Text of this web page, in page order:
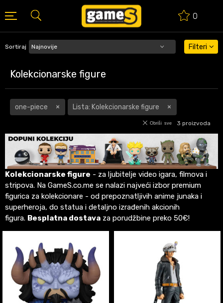
0
BESPLATNA ISPORUKA PORUDŽBINA PREKO 50 EUR
Kolekcionarske figure
Sortiraj Filteri
one-piece Lista: Kolekcionarske figure
3 proizvoda
Obriši sve
Kolekcionarske figure - za ljubitelje video igara, filmova i
stripova. Na GameS.co.me se nalazi najveći izbor premium
figurica za kolekcionare - od prepoznatljivih anime junaka i
superheroja, do statua i detaljno izrađenih akcionih
figura. Besplatna dostava za porudžbine preko 50€!